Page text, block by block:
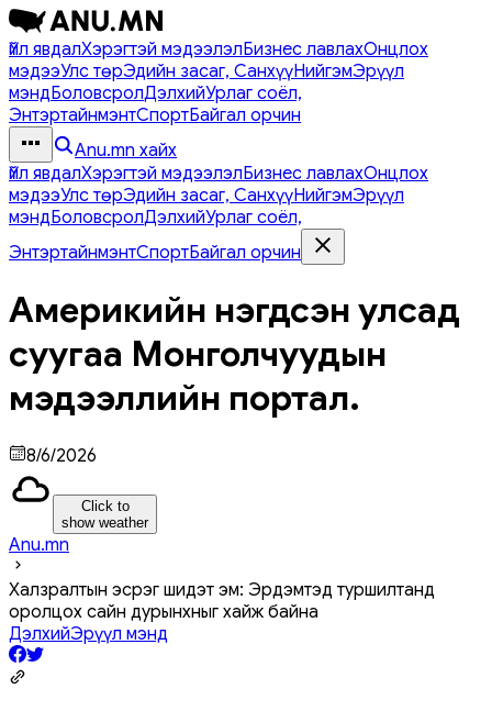
Үйл явдалХэрэгтэй мэдээлэлБизнес лавлахОнцлох
мэдээУлс төрЭдийн засаг, СанхүүНийгэмЭрүүл
мэндБоловсролДэлхийУрлаг соёл,
ЭнтэртайнмэнтСпортБайгал орчин
Anu.mn хайх
Үйл явдалХэрэгтэй мэдээлэлБизнес лавлахОнцлох
мэдээУлс төрЭдийн засаг, СанхүүНийгэмЭрүүл
мэндБоловсролДэлхийУрлаг соёл,
ЭнтэртайнмэнтСпортБайгал орчин
Америкийн нэгдсэн улсад
суугаа Монголчуудын
мэдээллийн портал.
8/6/2026
Click to
show weather
Anu.mn
Халзралтын эсрэг шидэт эм: Эрдэмтэд туршилтанд
оролцох сайн дурынхныг хайж байна
ДэлхийЭрүүл мэнд